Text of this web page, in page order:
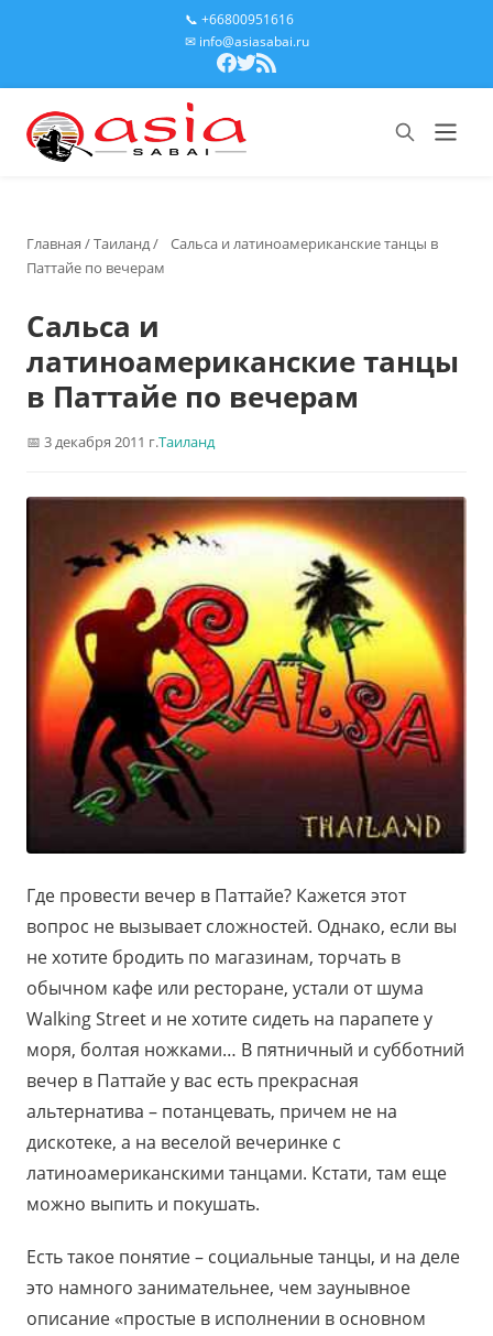
📞 +66800951616
✉ info@asiasabai.ru
Главная /Таиланд/
Сальса и латиноамериканские танцы в
Паттайе по вечерам
Сальса и
латиноамериканские танцы
в Паттайе по вечерам
3 декабря 2011 г.Таиланд
Где провести вечер в Паттайе? Кажется этот
вопрос не вызывает сложностей. Однако, если вы
не хотите бродить по магазинам, торчать в
обычном кафе или ресторане, устали от шума
Walking Street и не хотите сидеть на парапете у
моря, болтая ножками… В пятничный и субботний
вечер в Паттайе у вас есть прекрасная
альтернатива – потанцевать, причем не на
дискотеке, а на веселой вечеринке с
латиноамериканскими танцами. Кстати, там еще
можно выпить и покушать.
Есть такое понятие – социальные танцы, и на деле
это намного занимательнее, чем заунывное
описание «простые в исполнении в основном